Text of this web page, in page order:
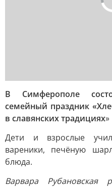
В Симферополе
семейный праздник
в славянских традициях»
Дети и взрослые
вареники, печёную
блюда.
Варвара Рубановская